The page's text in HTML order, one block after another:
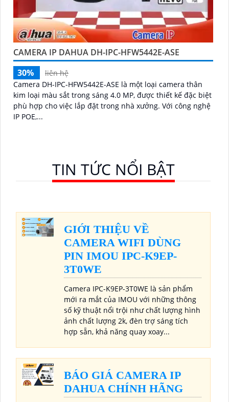
CAMERA IP DAHUA DH-IPC-HFW5442E-ASE
30%
liên hệ
Camera DH-IPC-HFW5442E-ASE là một loại camera thân
kim loại màu sắt trong sáng 4.0 MP, được thiết kế đặc biệt
phù hợp cho việc lắp đặt trong nhà xưởng. Với công nghệ
IP POE,...
TIN TỨC NỔI BẬT
GIỚI THIỆU VỀ
CAMERA WIFI DÙNG
PIN IMOU IPC-K9EP-
3T0WE
Camera IPC-K9EP-3T0WE là sản phẩm
mới ra mắt của IMOU với những thông
số kỹ thuật nổi trội như chất lượng hình
ảnh chất lượng 2k, đèn trợ sáng tích
hợp sẵn, khả năng quay xoay...
BÁO GIÁ CAMERA IP
DAHUA CHÍNH HÃNG